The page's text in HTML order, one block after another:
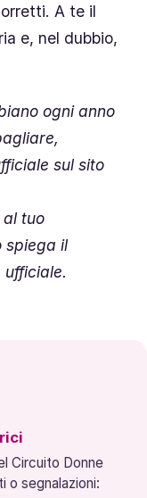
A te il
e, nel dubbio,
ogni anno
sul sito
tuo
spiega il
ufficiale.
Circuito Donne
o segnalazioni: